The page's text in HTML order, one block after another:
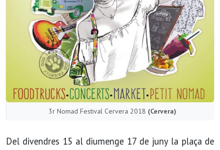
3r Nomad Festival Cervera 2018 (Cervera)
Del divendres 15 al diumenge 17 de juny la plaça de